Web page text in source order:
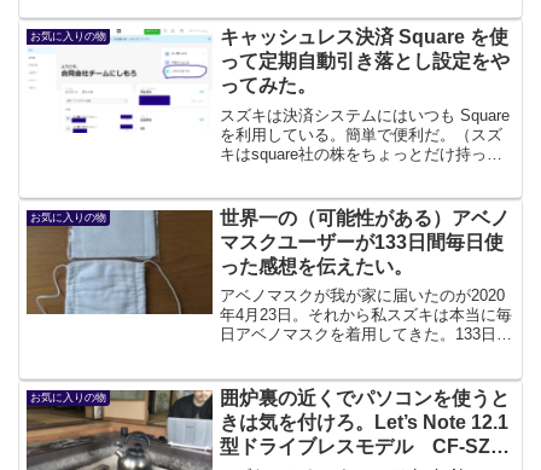
お気に入りの物
キャッシュレス決済 Square を使
って定期自動引き落とし設定をや
ってみた。
スズキは決済システムにはいつも Square
を利用している。簡単で便利だ。（スズ
キはsquare社の株をちょっとだけ持って
け。固定費なし。・Wordpress ...
お気に入りの物
世界一の（可能性がある）アベノ
マスクユーザーが133日間毎日使
った感想を伝えたい。
アベノマスクが我が家に届いたのが2020
年4月23日。それから私スズキは本当に毎
日アベノマスクを着用してきた。133日に
た。私の知り合いで、アベノマスクを着
用している人を...
お気に入りの物
囲炉裏の近くでパソコンを使うと
きは気を付けろ。Let’s Note 12.1
型ドライブレスモデル CF-SZ6